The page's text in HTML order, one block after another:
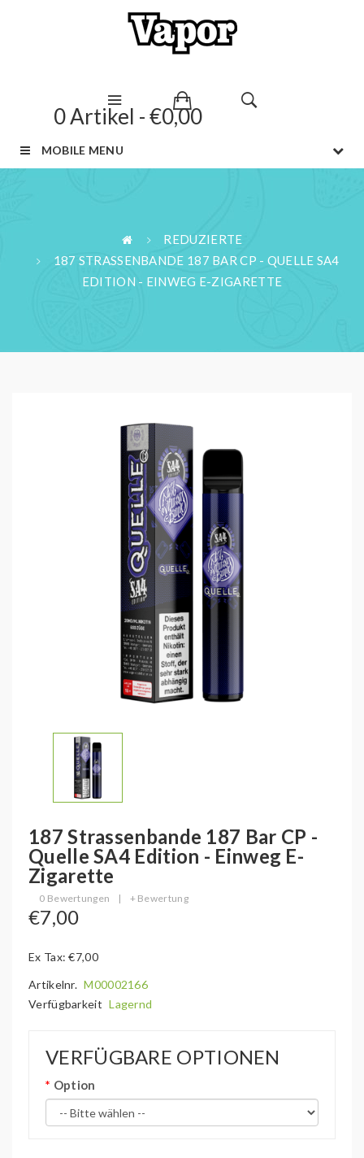
0 Artikel - €0,00
MOBILE MENU
REDUZIERTE
187 STRASSENBANDE 187 BAR CP - QUELLE SA4
EDITION - EINWEG E-ZIGARETTE
187 Strassenbande 187 Bar CP -
Quelle SA4 Edition - Einweg E-
Zigarette
0 Bewertungen | + Bewertung
€7,00
Ex Tax: €7,00
Artikelnr. M00002166
Verfügbarkeit Lagernd
VERFÜGBARE OPTIONEN
Option